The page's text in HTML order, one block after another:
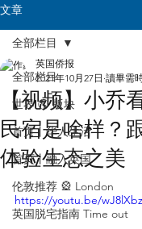
文章
全部栏目
世界 🌎 版块
首页丨华人生活
首页丨融入英国
伦敦推荐 🎡 London
英国脱宅指南 Time out
全部栏目
【视频】小乔
民宿是啥样？
体验生态之美
英国侨报
2021年10月27日 讀畢需
https://youtu.be/